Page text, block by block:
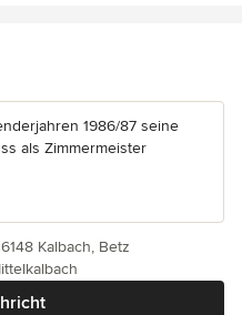
1986/87 seine
als Zimmermeister
Kalbach, Betz